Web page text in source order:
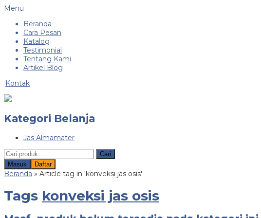
Menu
Beranda
Cara Pesan
Katalog
Testimonial
Tentang Kami
Artikel Blog
Kontak
Kategori Belanja
Jas Almamater
Cari
Masuk
Daftar
Beranda » Article tag in 'konveksi jas osis'
Tags konveksi jas osis